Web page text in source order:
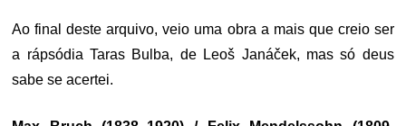
Ao final deste arquivo, veio uma obra a mais que creio ser
a rápsódia Taras Bulba, de Leoš Janáček, mas só deus
sabe se acertei.